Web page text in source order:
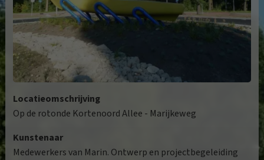
Locatieomschrijving
Op de rotonde Kortenoord Allee - Marijkeweg
Kunstenaar
Medewerkers van Marin. Ontwerp en projectbegeleiding